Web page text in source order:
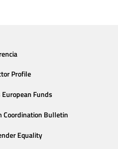
Profile
European Funds
Bulletin
Equality